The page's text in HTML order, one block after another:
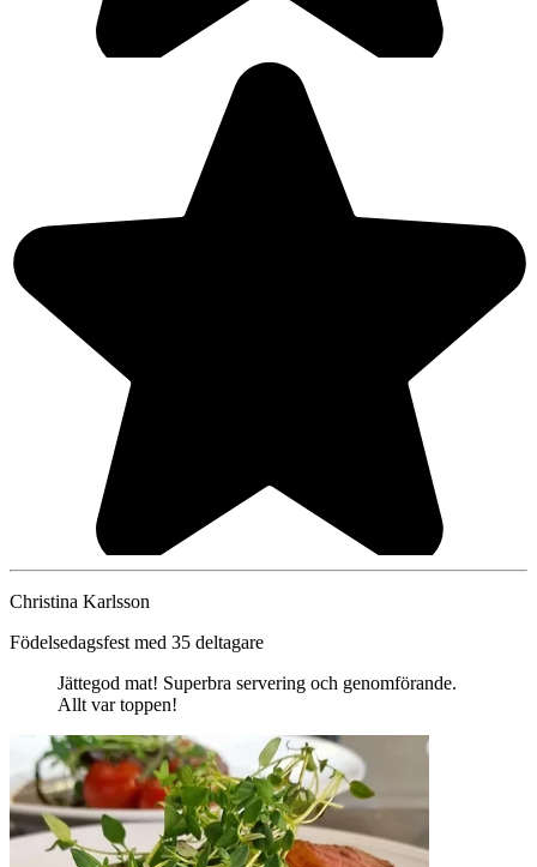
Christina Karlsson
Födelsedagsfest med 35 deltagare
Jättegod mat! Superbra servering och genomförande.
Allt var toppen!